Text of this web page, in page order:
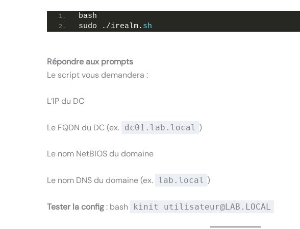
bash
sudo ./irealm. sh
Répondre aux prompts
Le script vous demandera :
L’IP du DC
Le FQDN du DC (ex. dc01.lab.local )
Le nom NetBIOS du domaine
Le nom DNS du domaine (ex. lab.local )
Tester la config: bash kinit utilisateur@LAB.LOCAL